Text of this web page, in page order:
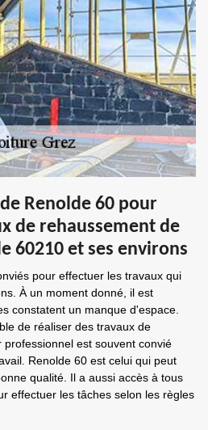
Renolde 60 pour
de rehaussement de
60210 et ses environs
pour effectuer les travaux qui
À un moment donné, il est
constatent un manque d'espace.
de réaliser des travaux de
est souvent convié
Renolde 60 est celui qui peut
qualité. Il a aussi accès à tous
effectuer les tâches selon les règles